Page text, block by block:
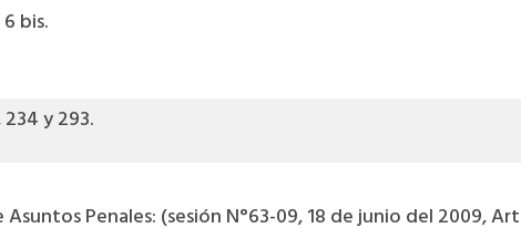
bis.
y 293.
Penales: (sesión N°63-09, 18 de junio del 2009, Art